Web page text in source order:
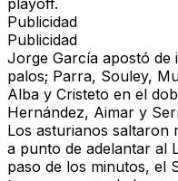
playoff.
Publicidad
Publicidad
Jorge García apostó de
palos; Parra, Souley,
Alba y Cristeto en el
Hernández, Aimar y
Los asturianos saltaron
a punto de adelantar al
paso de los minutos, el